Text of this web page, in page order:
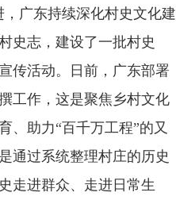
广东持续深化村史文化建
史志，建设了一批村史
传活动。日前，广东部署
工作，这是聚焦乡村文化
、助力“百千万工程”的又
通过系统整理村庄的历史
走进群众、走进日常生